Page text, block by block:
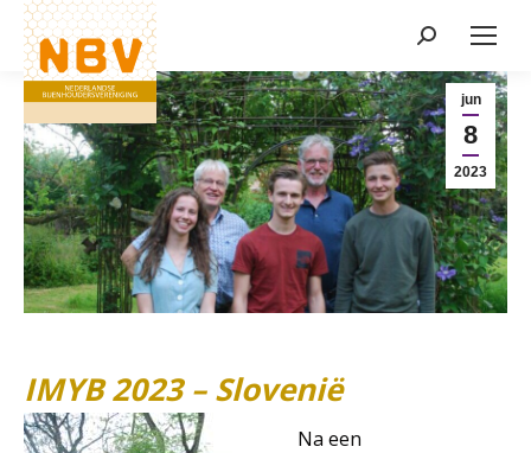
Zoeken:
jun
8
2023
Nieuws
IMYB 2023 – Slovenië
Na een